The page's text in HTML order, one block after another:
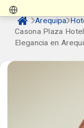
Arequipa
Casona Plaza
Elegancia en